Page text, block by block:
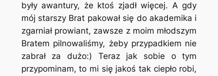
były awantury, że ktoś zjadł więcej. A gdy
mój starszy Brat pakował się do akademika i
zgarniał prowiant, zawsze z moim młodszym
Bratem pilnowaliśmy, żeby przypadkiem nie
zabrał za dużo:) Teraz jak sobie o tym
przypominam, to mi się jakoś tak ciepło robi,